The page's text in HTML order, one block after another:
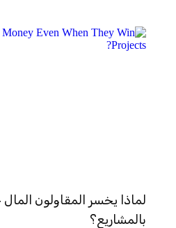
لماذا يخسر المقاولون
بالمشاريع؟